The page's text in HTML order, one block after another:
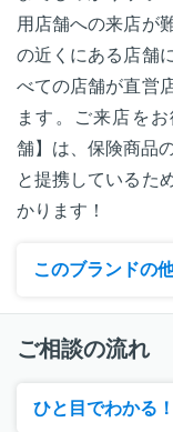
用店舗への来店が
の近くにある店舗
べての店舗が直営
ます。ご来店を
舗】は、保険商品
と提携しているた
かります！
このブランドの
ご相談の流れ
ひと目でわかる